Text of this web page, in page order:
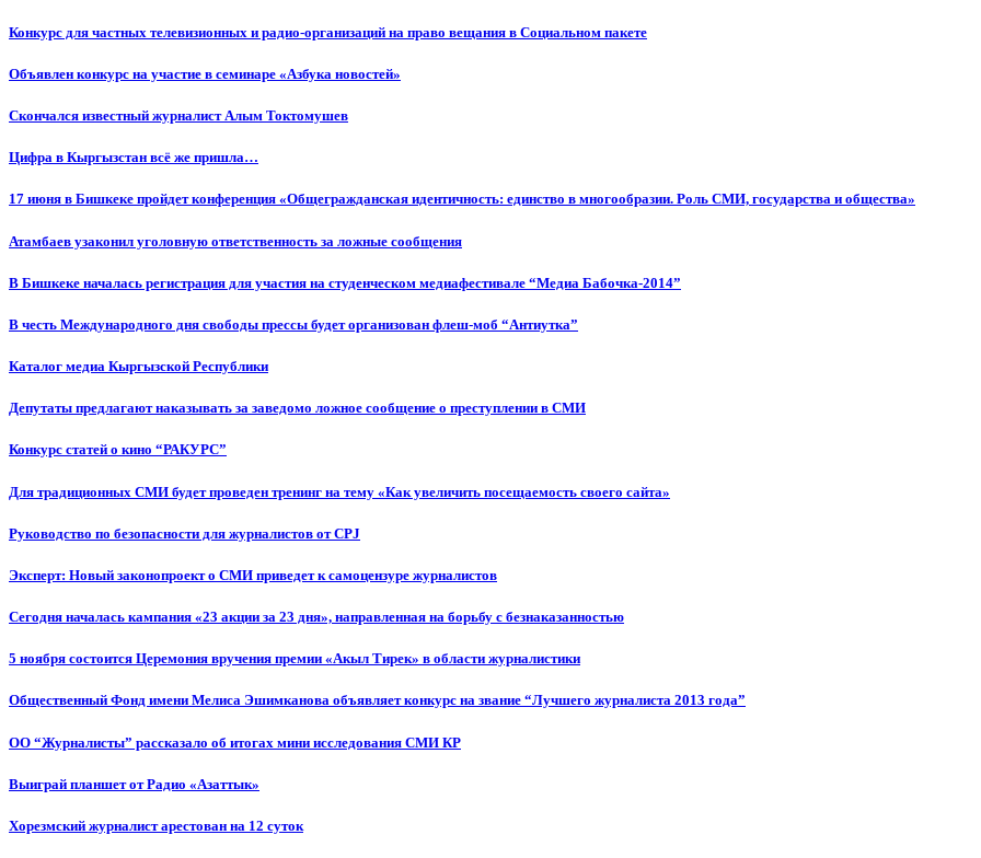
Конкурс для частных телевизионных и радио-организаций на право вещания в Социальном пакете
Объявлен конкурс на участие в семинаре «Азбука новостей»
Cкончался известный журналист Алым Токтомушев
Цифра в Кыргызстан всё же пришла…
17 июня в Бишкеке пройдет конференция «Общегражданская идентичность: единство в многообразии. Роль СМИ, государства и общества»
Атамбаев узаконил уголовную ответственность за ложные сообщения
В Бишкеке началась регистрация для участия на студенческом медиафестивале “Медиа Бабочка-2014”
В честь Международного дня свободы прессы будет организован флеш-моб “Антиутка”
Каталог медиа Кыргызской Республики
Депутаты предлагают наказывать за заведомо ложное сообщение о преступлении в СМИ
Конкурс статей о кино “РАКУРС”
Для традиционных СМИ будет проведен тренинг на тему «Как увеличить посещаемость своего сайта»
Руководство по безопасности для журналистов от CPJ
Эксперт: Новый законопроект о СМИ приведет к самоцензуре журналистов
Сегодня началась кампания «23 акции за 23 дня», направленная на борьбу с безнаказанностью
5 ноября состоится Церемония вручения премии «Акыл Тирек» в области журналистики
Общественный Фонд имени Мелиса Эшимканова объявляет конкурс на звание “Лучшего журналиста 2013 года”
ОО “Журналисты” рассказало об итогах мини исследования СМИ КР
Выиграй планшет от Радио «Азаттык»
Хорезмский журналист арестован на 12 суток